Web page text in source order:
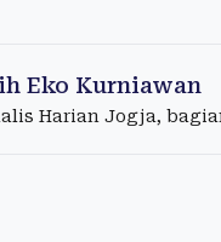
Eko Kurniawan
Harian Jogja,